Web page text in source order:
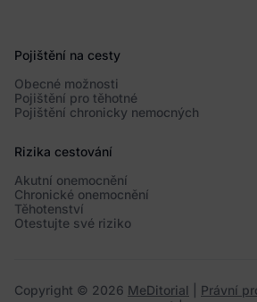
Pojištění na cesty
Obecné možnosti
Pojištění pro těhotné
Pojištění chronicky nemocných
Rizika cestování
Akutní onemocnění
Chronické onemocnění
Těhotenství
Otestujte své riziko
Copyright © 2026 MeDitorial Právní